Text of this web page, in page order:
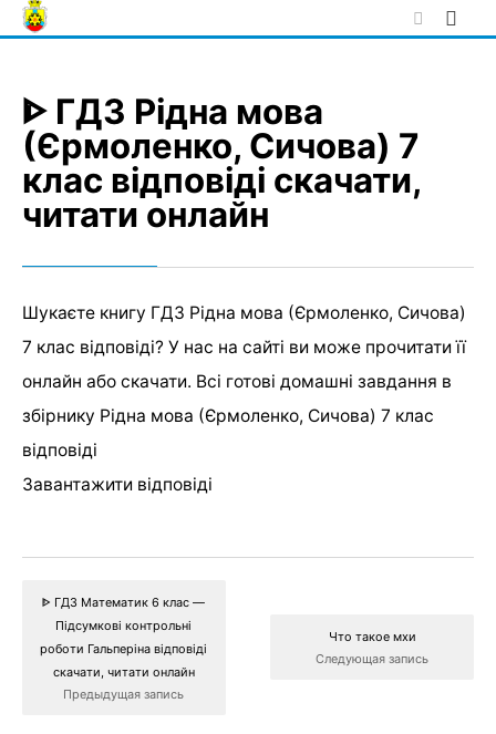
Skip
to
ᐈ ГДЗ Рідна мова
(Єрмоленко, Сичова) 7
клас відповіді скачати,
читати онлайн
Шукаєте книгу ГДЗ Рідна мова (Єрмоленко, Сичова)
7 клас відповіді? У нас на сайті ви може прочитати її
онлайн або скачати. Всі готові домашні завдання в
збірнику Рідна мова (Єрмоленко, Сичова) 7 клас
відповіді
Завантажити відповіді
ᐈ ГДЗ Математик 6 клас —
Підсумкові контрольні
роботи Гальперіна відповіді
скачати, читати онлайн
Предыдущая запись
Что такое мхи
Следующая запись